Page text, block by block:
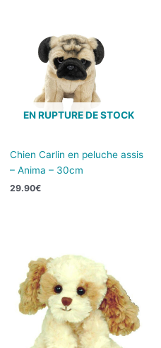
EN RUPTURE DE STOCK
Chien Carlin en peluche assis
– Anima – 30cm
29.90€